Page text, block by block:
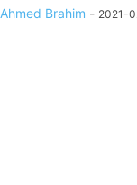
Ahmed Brahim - 2021-